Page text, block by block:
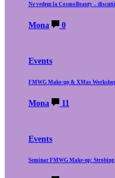
Ne vedem la CosmoBeauty –
Mona 0
Events
FMWG Make-up & XMas
Mona 11
Events
Seminar FMWG Make-up: